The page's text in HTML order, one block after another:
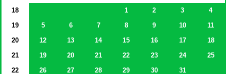
18
1 2 3
4
19
5 6 7 8 9 10
11
20
12 13 14 15 16 17
18
21
19 20 21 22 23 24
25
22
26 27 28 29 30 31